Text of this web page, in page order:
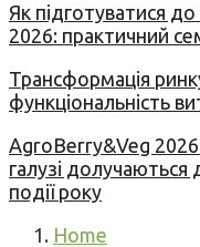
Як підготуватися
2026: практичний
Трансформація
функціональність
AgroBerry&Veg 2026
галузі долучаються
події року
Home